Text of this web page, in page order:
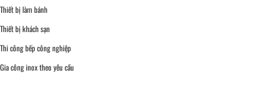
Thiết bị làm bánh
Thiết bị khách sạn
Thi công bếp công nghiệp
Gia công inox theo yêu cầu